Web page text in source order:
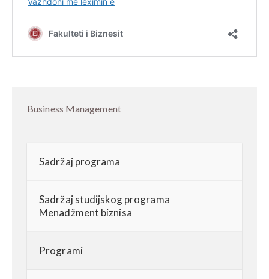
Business Management
Sadržaj programa
Sadržaj studijskog programa
Menadžment biznisa
Programi